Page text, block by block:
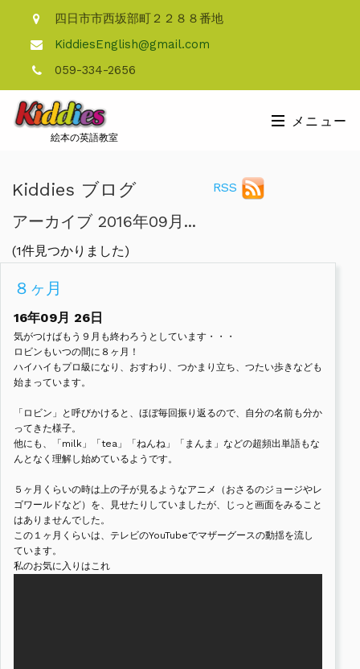
四日市市西坂部町２２８８番地
KiddiesEnglish@gmail.com
059-334-2656
絵本の英語教室
メニュー
Kiddies ブログ RSS
アーカイブ 2016年09月...
(1件見つかりました)
８ヶ月
16年09月 26日
気がつけばもう９月も終わろうとしています・・・
ロビンもいつの間に８ヶ月！
ハイハイもプロ級になり、おすわり、つかまり立ち、つたい歩きなども
始まっています。
「ロビン」と呼びかけると、ほぼ毎回振り返るので、自分の名前も分か
ってきた様子。
他にも、「milk」「tea」「ねんね」「まんま」などの超頻出単語もな
んとなく理解し始めているようです。
５ヶ月くらいの時は上の子が見るようなアニメ（おさるのジョージやレ
ゴワールドなど）を、見せたりしていましたが、じっと画面をみること
はありませんでした。
この１ヶ月くらいは、テレビのYouTubeでマザーグースの動揺を流し
ています。
私のお気に入りはこれ